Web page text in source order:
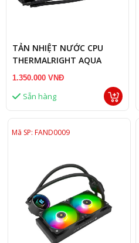
TẢN NHIỆT NƯỚC CPU
THERMALRIGHT AQUA
ELITE BLACK 360 ARGB V2
1.350.000 VNĐ
Sẵn hàng
Mã SP: FAND0009